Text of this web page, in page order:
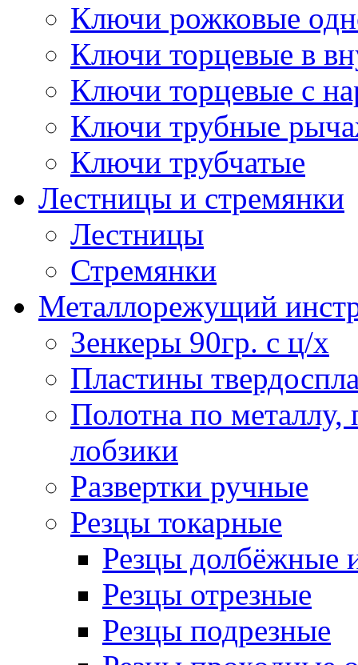
Ключи рожковые
Ключи торцевые в
Ключи торцевые с
Ключи трубные
Ключи трубчатые
Лестницы и стремянки
Лестницы
Стремянки
Металлорежущий
Зенкеры 90гр. с ц/х
Пластины
Полотна по
лобзики
Развертки ручные
Резцы токарные
Резцы долбёжные
Резцы отрезные
Резцы подрезные